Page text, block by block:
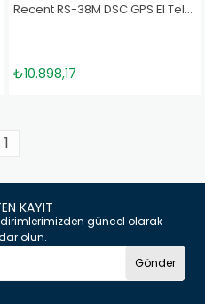
Recent RS-38M DSC GPS El Telsizi
₺10.898,17
1
KAYIT
güncel olarak
olun.
Gönder